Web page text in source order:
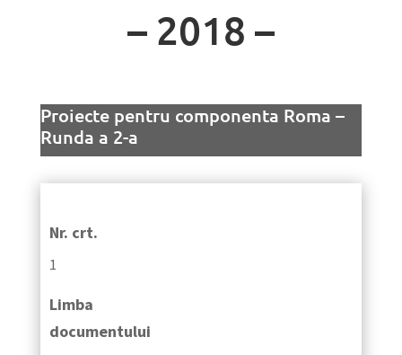
– 2018 –
Proiecte pentru componenta Roma –
Runda a 2-a
Nr. crt.
1
Limba
documentului